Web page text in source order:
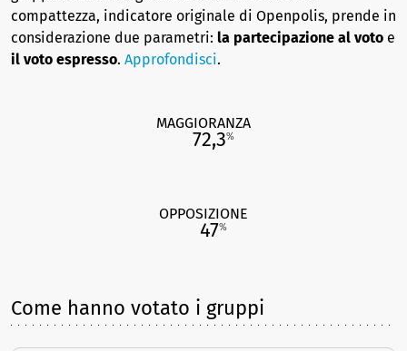
compattezza, indicatore originale di Openpolis, prende in
considerazione due parametri: la partecipazione al voto e
il voto espresso. Approfondisci.
MAGGIORANZA
72,3%
OPPOSIZIONE
47%
Come hanno votato i gruppi